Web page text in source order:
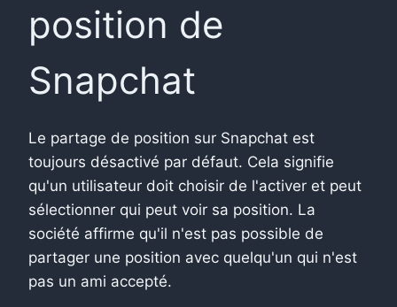
position de
Snapchat
Le partage de position sur Snapchat est
toujours désactivé par défaut. Cela signifie
qu'un utilisateur doit choisir de l'activer et peut
sélectionner qui peut voir sa position. La
société affirme qu'il n'est pas possible de
partager une position avec quelqu'un qui n'est
pas un ami accepté.